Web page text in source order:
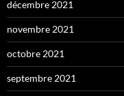
décembre 2021
novembre 2021
octobre 2021
septembre 2021